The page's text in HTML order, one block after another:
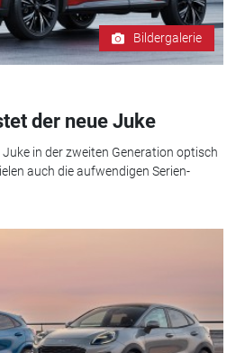
Bildergalerie
der neue Juke
in der zweiten Generation optisch
auch die aufwendigen Serien-